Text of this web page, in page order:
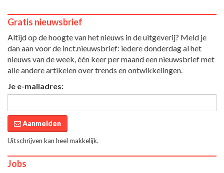
Gratis nieuwsbrief
Altijd op de hoogte van het nieuws in de uitgeverij? Meld je
dan aan voor de inct.nieuwsbrief: iedere donderdag al het
nieuws van de week, één keer per maand een nieuwsbrief met
alle andere artikelen over trends en ontwikkelingen.
Je e-mailadres:
Aanmelden
Uitschrijven kan heel makkelijk.
Jobs